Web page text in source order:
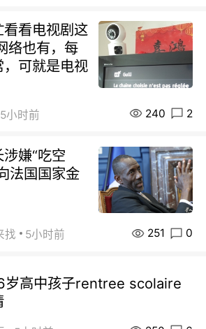
看电视剧这
络也有，每
可就是电视
5小时前 240 2
嫌“吃空
法国国家金
找 5小时前 251 0
岁高中孩子rentree scolaire